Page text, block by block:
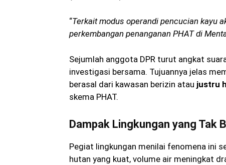
“Terkait modus operandi pencucian kayu
perkembangan penanganan PHAT di
Sejumlah anggota DPR turut angkat
investigasi bersama. Tujuannya jelas
berasal dari kawasan berizin atau justru
skema PHAT.
Dampak Lingkungan yang Tak
Pegiat lingkungan menilai fenomena ini
hutan yang kuat, volume air meningkat